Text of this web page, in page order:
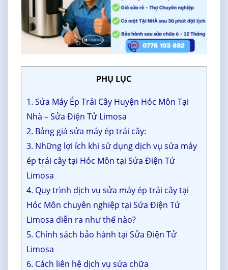
PHỤ LỤC
1. Sửa Máy Ép Trái Cây Huyện Hóc Môn Tại
Nhà – Sửa Điện Tử Limosa
2. Bảng giá sửa máy ép trái cây:
3. Những lợi ích khi sử dụng dịch vụ sửa máy
ép trái cây tại Hóc Môn tại Sửa Điện Tử
Limosa
4. Quy trình dịch vụ sửa máy ép trái cây tại
Hóc Môn chuyên nghiệp tại Sửa Điện Tử
Limosa diễn ra như thế nào?
5. Chính sách bảo hành tại Sửa Điện Tử
Limosa
6. Cách liên hệ dịch vụ sửa chữa